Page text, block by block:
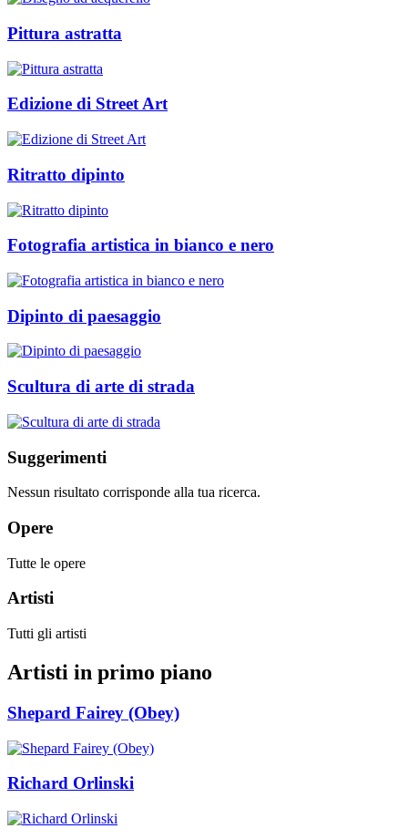
Pittura astratta
Edizione di Street Art
Ritratto dipinto
Fotografia artistica in bianco e nero
Dipinto di paesaggio
Scultura di arte di strada
Suggerimenti
Nessun risultato corrisponde alla tua ricerca.
Opere
Tutte le opere
Artisti
Tutti gli artisti
Artisti in primo piano
Shepard Fairey (Obey)
Richard Orlinski